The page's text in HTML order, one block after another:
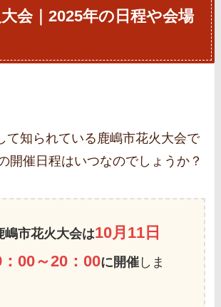
会｜2025年の日程や会場
て知られている鹿嶋市花火大会で
開催日程はいつなのでしょうか？
嶋市花火大会は10月11日
：00～20：00に開催 しま